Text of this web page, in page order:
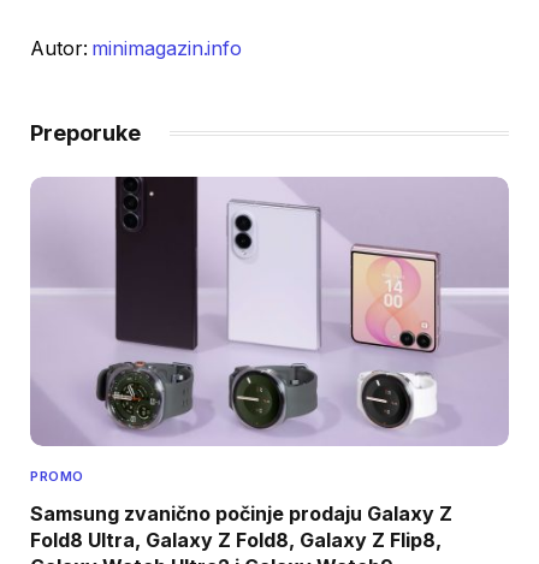
Autor: minimagazin.info
Preporuke
PROMO
Samsung zvanično počinje prodaju Galaxy Z
Fold8 Ultra, Galaxy Z Fold8, Galaxy Z Flip8,